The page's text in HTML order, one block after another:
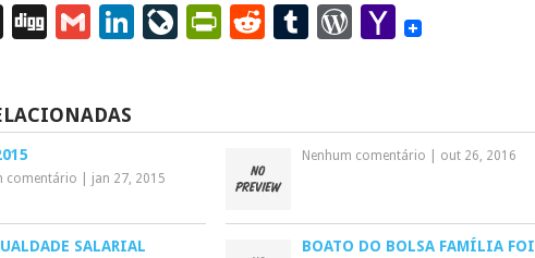
MySpace
DiggGmailLinkedIn
LiveJournal
PrintFriendly
RedditTumblr
WordPress
Yahoo
comentário jan 27, 2015
Nenhum comentário out 26, 2016
SALARIAL
BOATO DO BOLSA FAMÍLIA FOI